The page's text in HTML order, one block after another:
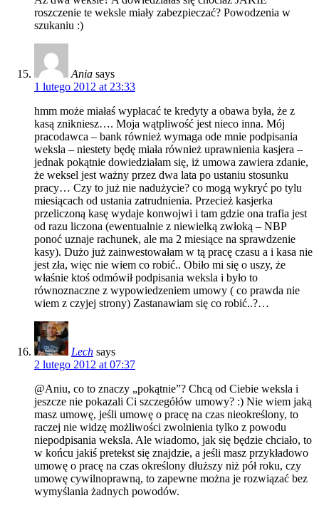
roszczenie te weksle miały zabezpieczać? Powodzenia w
szukaniu :)
Ania says
1 lutego 2012 at 23:33
hmm może miałaś wypłacać te kredyty a obawa była, że z
kasą znikniesz…. Moja wątpliwość jest nieco inna. Mój
pracodawca – bank również wymaga ode mnie podpisania
weksla – niestety będę miała również uprawnienia kasjera –
jednak pokątnie dowiedziałam się, iż umowa zawiera zdanie,
że weksel jest ważny przez dwa lata po ustaniu stosunku
pracy… Czy to już nie nadużycie? co mogą wykryć po tylu
miesiącach od ustania zatrudnienia. Przecież kasjerka
przeliczoną kasę wydaje konwojwi i tam gdzie ona trafia jest
od razu liczona (ewentualnie z niewielką zwłoką – NBP
ponoć uznaje rachunek, ale ma 2 miesiące na sprawdzenie
kasy). Dużo już zainwestowałam w tą pracę czasu a i kasa nie
jest zła, więc nie wiem co robić.. Obiło mi się o uszy, że
właśnie ktoś odmówił podpisania weksla i było to
równoznaczne z wypowiedzeniem umowy ( co prawda nie
wiem z czyjej strony) Zastanawiam się co robić..?…
Lech says
2 lutego 2012 at 07:37
@Aniu, co to znaczy „pokątnie”? Chcą od Ciebie weksla i
jeszcze nie pokazali Ci szczegółów umowy? :) Nie wiem jaką
masz umowę, jeśli umowę o pracę na czas nieokreślony, to
raczej nie widzę możliwości zwolnienia tylko z powodu
niepodpisania weksla. Ale wiadomo, jak się będzie chciało, to
w końcu jakiś pretekst się znajdzie, a jeśli masz przykładowo
umowę o pracę na czas określony dłuższy niż pół roku, czy
umowę cywilnoprawną, to zapewne można je rozwiązać bez
wymyślania żadnych powodów.